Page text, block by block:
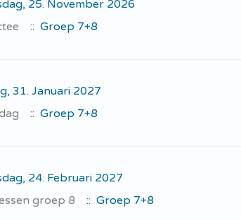
25. November 2026
:: Groep 7+8
31. Januari 2027
:: Groep 7+8
24. Februari 2027
groep 8
:: Groep 7+8